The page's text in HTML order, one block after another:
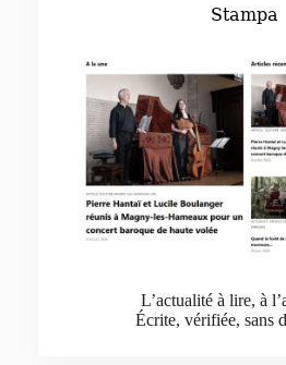
Stampa
L’actualité à lire, à
Écrite, vérifiée, sans